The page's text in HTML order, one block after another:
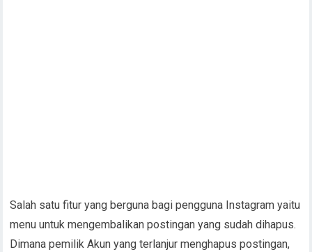
Salah satu fitur yang berguna bagi pengguna Instagram yaitu
menu untuk mengembalikan postingan yang sudah dihapus.
Dimana pemilik Akun yang terlanjur menghapus postingan,